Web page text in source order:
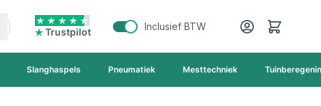
Trustpilot
Inclusief BTW Cart
Slanghaspels Pneumatiek Mesttechniek